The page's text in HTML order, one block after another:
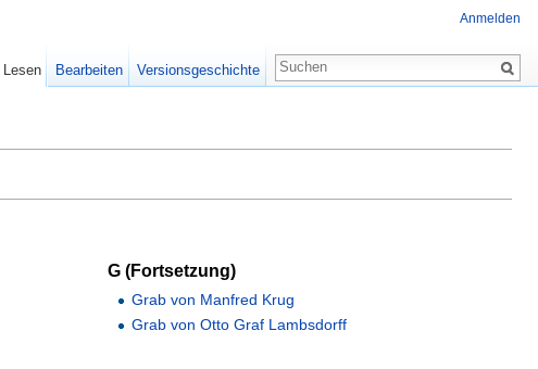
G (Fortsetzung)
Grab von Manfred Krug
Grab von Otto Graf Lambsdorff
Anmelden
Lesen Bearbeiten Versionsgeschichte